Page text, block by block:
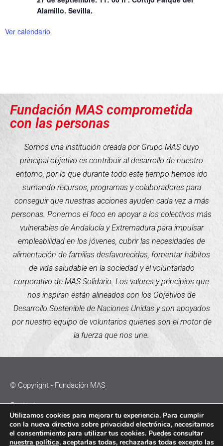
Alamillo. Sevilla.
Ver calendario
Fundación MAS comprometida
con las personas
Somos una institución creada por Grupo MAS cuyo
principal objetivo es contribuir al desarrollo de nuestro
entorno, por lo que durante todo este tiempo hemos ido
sumando recursos, programas y colaboradores para
conseguir que nuestras acciones ayuden cada vez a más
personas. Ponemos el foco en apoyar a los colectivos más
vulnerables de Andalucía y Extremadura para impulsar
empleabilidad en los jóvenes, cubrir las necesidades de
alimentación de familias desfavorecidas, fomentar hábitos
de vida saludable en la sociedad y el voluntariado
corporativo de MAS Solidario. Los valores y principios que
nos inspiran están alineados con los Objetivos de
Desarrollo Sostenible de Naciones Unidas y son apoyados
por nuestro equipo de voluntarios quienes son el motor de
la fuerza que nos une.
© Copyright - Fundación MAS
Contacto
Política de Cookies
Utilizamos cookies para mejorar tu experiencia. Para cumplir
con la nueva directiva sobre privacidad electrónica, necesitamos
el consentimiento para utilizar tus cookies. Puedes consultar
nuestra política, aceptarlas todas, rechazarlas todas excepto las